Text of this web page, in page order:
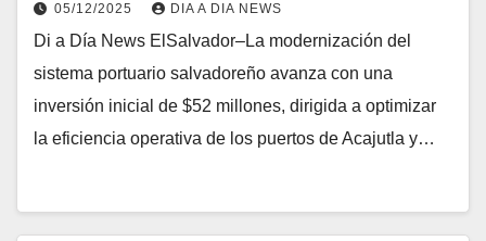
05/12/2025 DIA A DIA NEWS
Di a Día News ElSalvador–La modernización del
sistema portuario salvadoreño avanza con una
inversión inicial de $52 millones, dirigida a optimizar
la eficiencia operativa de los puertos de Acajutla y…